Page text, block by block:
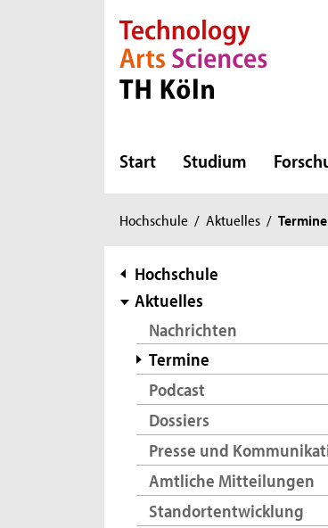
Direkt zur Hauptnavigation
Direkt zur Subnavigation
Direkt zum Inhalt
Direkt zum Fußbereich
Start Studium
Sie
hier:
Hochschule / Aktuelles / Termine
Subnavigation
Hochschule
Aktuelles
Nachrichten
Termine
Podcast
Dossiers
Presse und
Amtliche Mitteilungen
Standortentwicklung